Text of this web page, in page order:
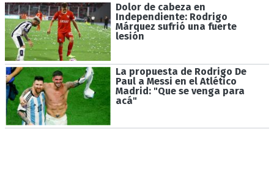
Dolor de cabeza en
Independiente: Rodrigo
Márquez sufrió una fuerte
lesión
La propuesta de Rodrigo De
Paul a Messi en el Atlético
Madrid: "Que se venga para
acá"